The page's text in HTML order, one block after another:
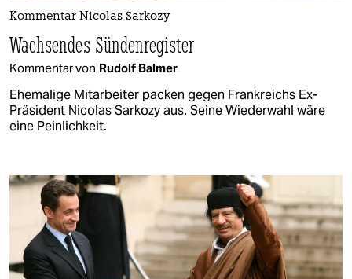
Kommentar Nicolas Sarkozy
Wachsendes Sündenregister
Kommentar von Rudolf Balmer
Ehemalige Mitarbeiter packen gegen Frankreichs Ex-
Präsident Nicolas Sarkozy aus. Seine Wiederwahl wäre
eine Peinlichkeit.